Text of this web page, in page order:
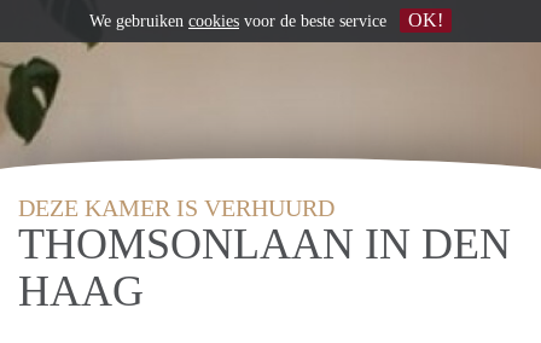
DEZE KAMER IS VERHUURD
THOMSONLAAN IN DEN
HAAG
We gebruiken cookies voor de beste service OK!